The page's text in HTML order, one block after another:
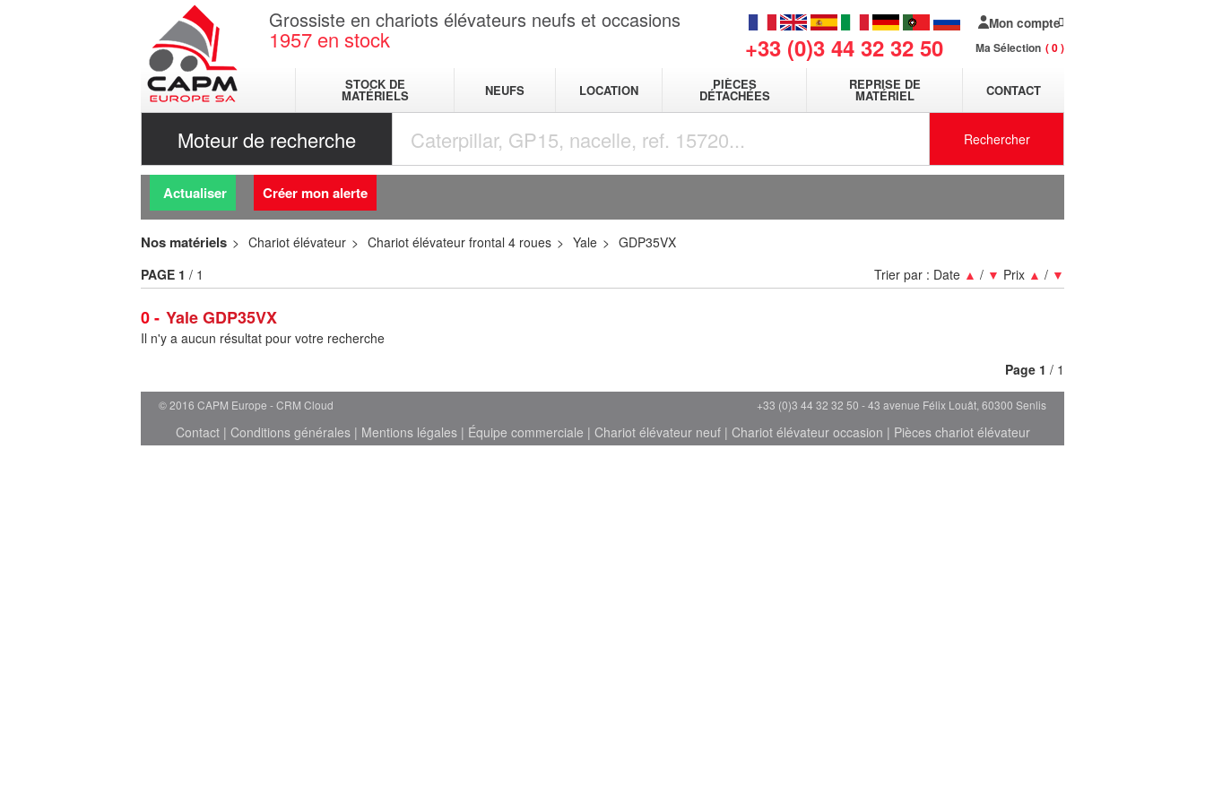
Grossiste en chariots élévateurs neufs et occasions
1957 en stock +33 (0)3 44 32 32 50
Mon compte
Ma Sélection 0
STOCK DE
MATÉRIELS NEUFS LOCATION PIÈCES
DÉTACHÉES
REPRISE DE
MATÉRIEL CONTACT
Moteur de recherche Rechercher
Actualiser Créer mon alerte
Nos matériels Chariot élévateur Chariot élévateur frontal 4 roues Yale GDP35VX
0 Yale GDP35VX
Trier par : Date ▲ / ▼ Prix ▲ / ▼
PAGE 1 / 1
Il n'y a aucun résultat pour votre recherche
Page 1 / 1
© 2016 CAPM Europe CRM Cloud +33 (0)3 44 32 32 50 - 43 avenue Félix Louât, 60300 Senlis
Contact| Conditions générales| Mentions légales| Équipe commerciale | Chariot élévateur neuf| Chariot élévateur occasion | Pièces chariot élévateur